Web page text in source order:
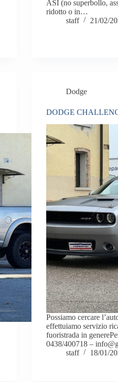
ASI (no superbollo,
ridotto o in…
staff
21/02/
Dodge
DODGE
Possiamo cercare
effettuiamo servizio
fuoristrada in
0438/400718 –
staff
18/01/